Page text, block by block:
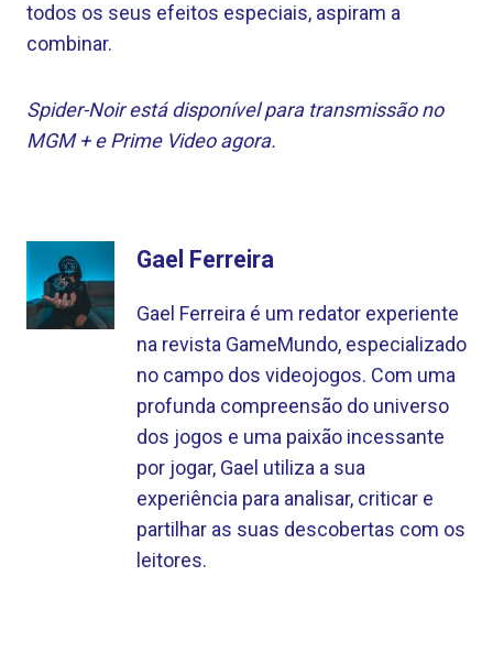
todos os seus efeitos especiais, aspiram a
combinar.
Spider-Noir está disponível para transmissão no
MGM + e Prime Video agora.
Gael Ferreira
Gael Ferreira é um redator experiente
na revista GameMundo, especializado
no campo dos videojogos. Com uma
profunda compreensão do universo
dos jogos e uma paixão incessante
por jogar, Gael utiliza a sua
experiência para analisar, criticar e
partilhar as suas descobertas com os
leitores.